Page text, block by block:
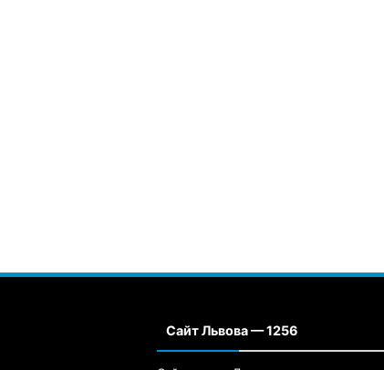
Сайт Львова — 1256